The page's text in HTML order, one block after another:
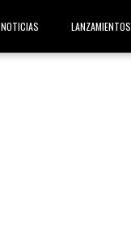
NOTICIAS LANZAMIENTOS